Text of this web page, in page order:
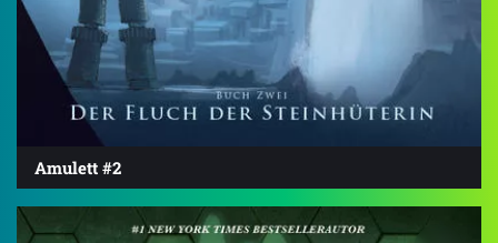
Amulett #2